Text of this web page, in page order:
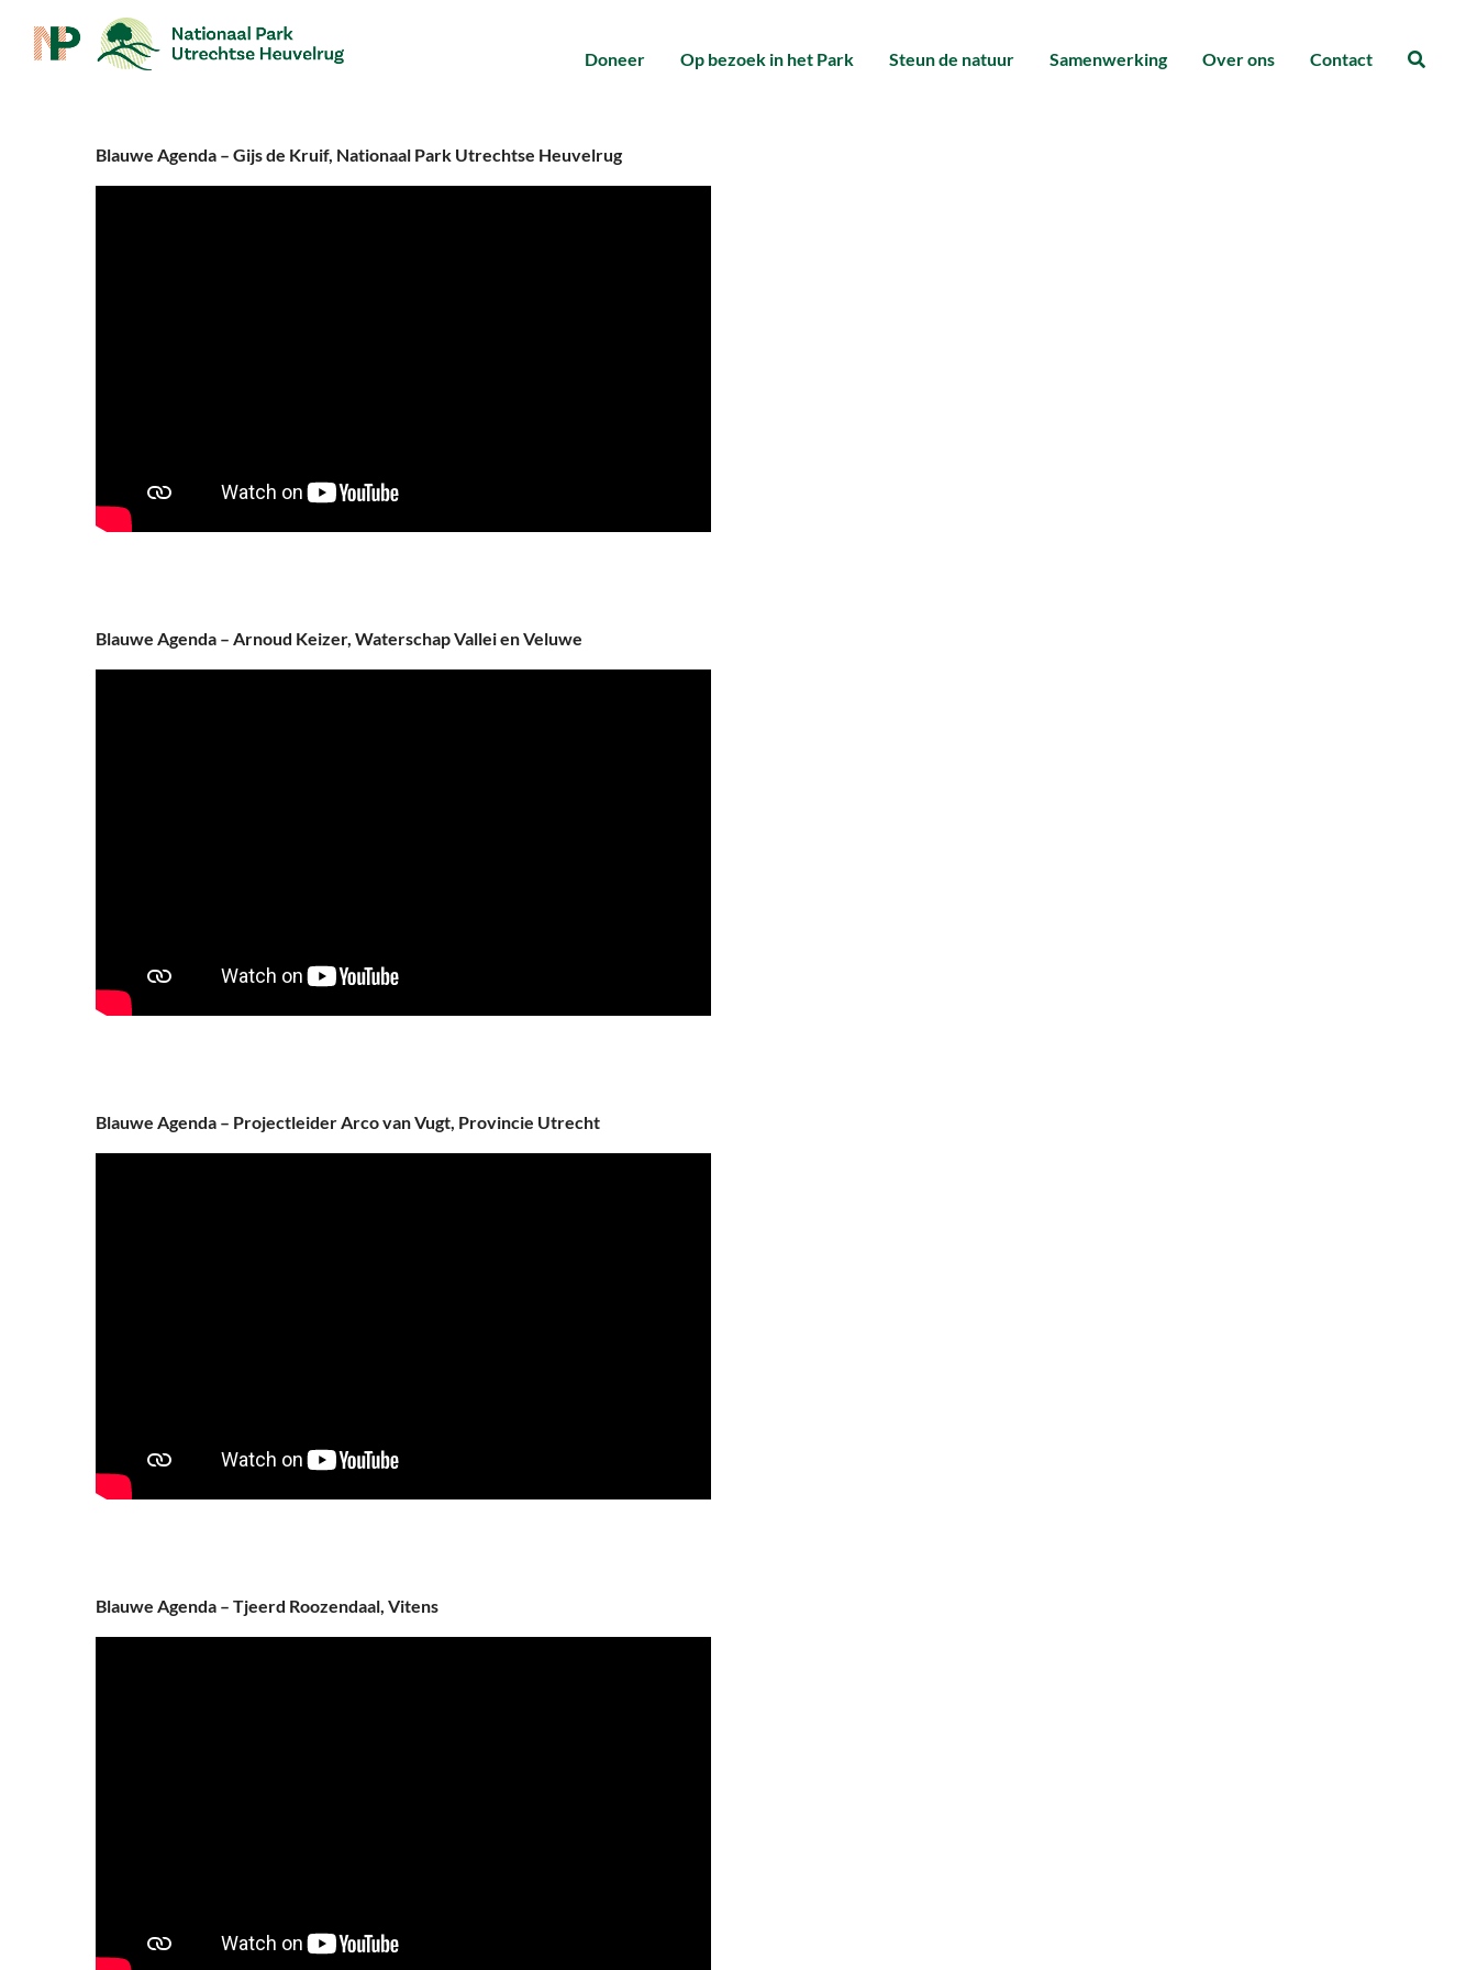
Doneer Op bezoek in het Park Steun de natuur Samenwerking Over ons Contact
Blauwe Agenda – Gijs de Kruif, Nationaal Park Utrechtse Heuvelrug
Blauwe Agenda – Arnoud Keizer, Waterschap Vallei en Veluwe
Blauwe Agenda – Projectleider Arco van Vugt, Provincie Utrecht
Blauwe Agenda – Tjeerd Roozendaal, Vitens